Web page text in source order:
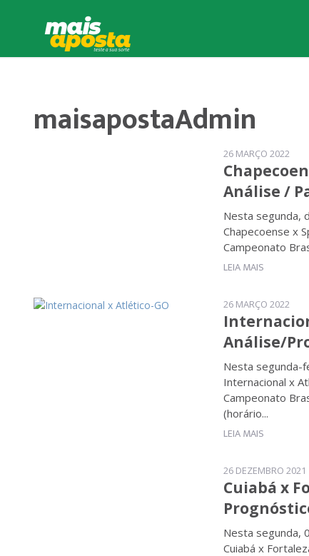
maisapostaAdmin
26 MARÇO 2022
Análise /
Nesta segunda,
Chapecoense x
Campeonato
LEIA MAIS
26 MARÇO 2022
Análise/
Nesta segunda-
Internacional x
Campeonato
(horário...
LEIA MAIS
26 DEZEMBRO 2021
Cuiabá x
Nesta segunda,
Cuiabá x